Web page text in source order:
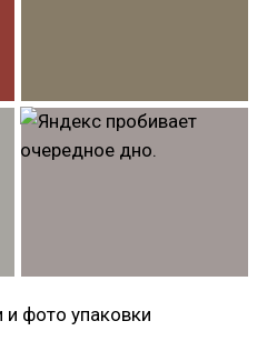
и фото упаковки